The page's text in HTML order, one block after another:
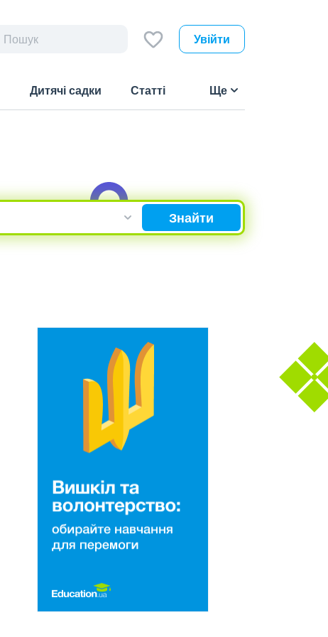
Увійти
Дитячі садки Статті Ще
Знайти